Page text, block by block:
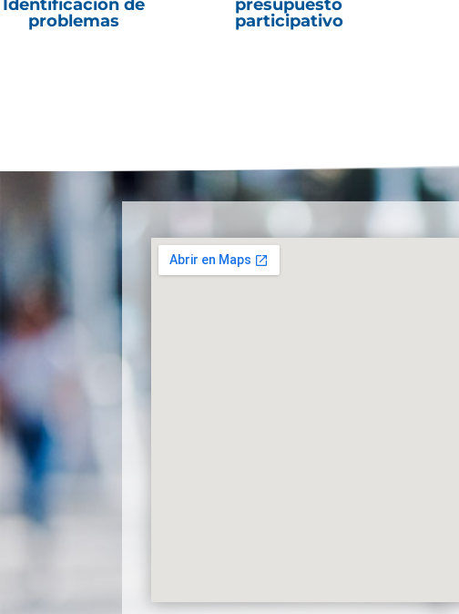
Identificación de
problemas
presupuesto
participativo